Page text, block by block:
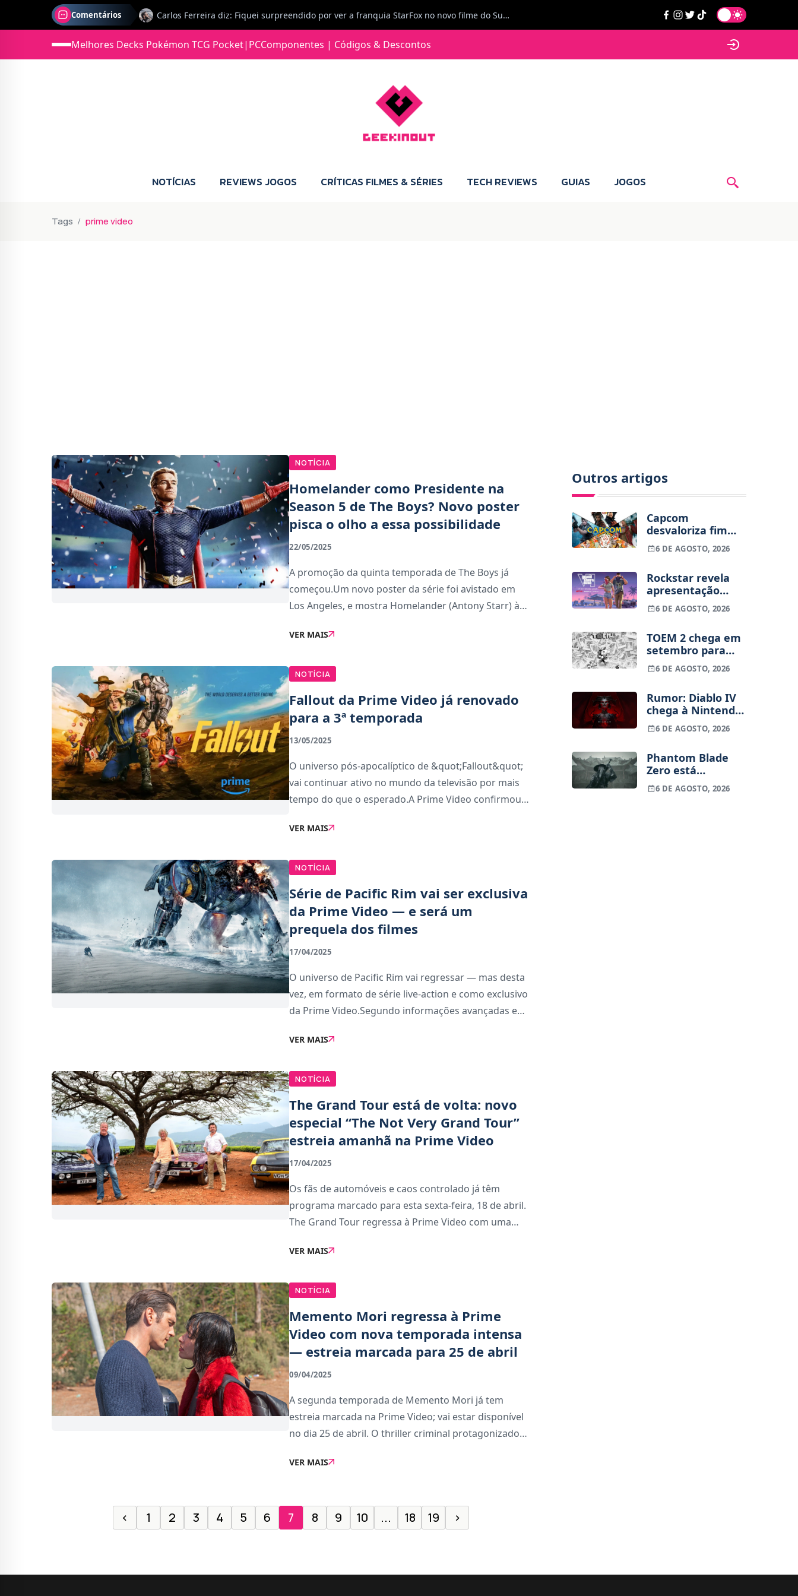
Comentários
Jorge Loureiro | Fearme diz: A versão da Switch 2 tem censura... mas também não perdes muito.
Jonas diz: Estou seriamente com vontade para comprar para a Switch 2 :P
Melhores Decks Pokémon TCG Pocket| PCComponentes | Códigos & Descontos
NOTÍCIAS REVIEWS JOGOS CRÍTICAS FILMES & SÉRIES TECH REVIEWS GUIAS JOGOS
Tags prime video
NOTÍCIA
Homelander como Presidente na
Season 5 de The Boys? Novo poster
pisca o olho a essa possibilidade
22/05/2025
A promoção da quinta temporada de The Boys já
começou.Um novo poster da série foi avistado em
Los Angeles, e mostra Homelander (Antony Starr) à
lembrar a bandeira dos Estados Unidos. Mas o deta
VER MAIS
NOTÍCIA
Fallout da Prime Video já renovado
para a 3ª temporada
13/05/2025
O universo pós-apocalíptico de &quot;Fallout&quot;
vai continuar ativo no mundo da televisão por mais
tempo do que o esperado.A Prime Video confirmou
da segunda temporada, agendada para dezembro de
VER MAIS
NOTÍCIA
Série de Pacific Rim vai ser exclusiva
da Prime Video — e será um
prequela dos filmes
17/04/2025
O universo de Pacific Rim vai regressar — mas desta
vez, em formato de série live-action e como exclusivo
da Prime Video.Segundo informações avançadas em
em desenvolvimento num acordo entre
VER MAIS
NOTÍCIA
The Grand Tour está de volta: novo
especial “The Not Very Grand Tour”
estreia amanhã na Prime Video
17/04/2025
Os fãs de automóveis e caos controlado já têm
programa marcado para esta sexta-feira, 18 de abril.
The Grand Tour regressa à Prime Video com uma
Not Very Grand Tour, uma espécie de homenagem ao
VER MAIS
NOTÍCIA
Memento Mori regressa à Prime
Video com nova temporada intensa
— estreia marcada para 25 de abril
09/04/2025
A segunda temporada de Memento Mori já tem
estreia marcada na Prime Video; vai estar disponível
no dia 25 de abril. O thriller criminal protagonizado
franja com novos episódios que continuam a adaptaç
VER MAIS
‹ 1 2 3 4 5 6 7 8 9 10 ... 18 19 ›
Outros artigos
Capcom
desvaloriza fim
dos jogos físicos
na PlayStation
6 DE AGOSTO, 2026
Rockstar revela
apresentação
alargada de GTA
VI para 27 de
6 DE AGOSTO, 2026
TOEM 2 chega em
setembro para
PS5, Switch e PC
6 DE AGOSTO, 2026
Rumor: Diablo IV
chega à Nintendo
Switch 2 em
setembro e vai
um jogo novo
6 DE AGOSTO, 2026
Phantom Blade
Zero está
terminado, pré-
vendas começam
6 DE AGOSTO, 2026